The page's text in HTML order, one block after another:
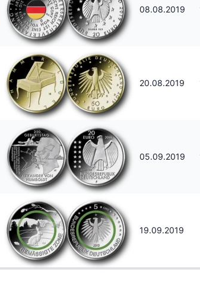
08.08.2019
20.08.2019
05.09.2019
19.09.2019